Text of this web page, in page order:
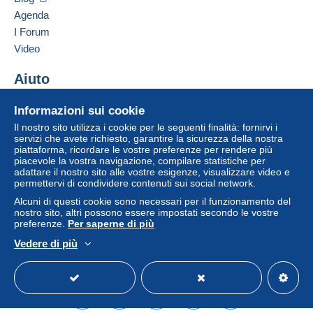
venditore all'acquirente. Un acquisto non pagato
dell'acquirente.
clausole relative al pagamento, queste sono da
considerarsi nulle e non dovute. Le condizioni di
pagamento del sito Delcampe, definite nelle
Gli acquisti devono essere pagati entro14 giorni
dal ricevimento della richiesta di pagamento del
venditore.
A SEGUITO DELLA
SCELLERATA E MALDESTRA
DECISIONE PRESA DA POSTE
ITALIANE , A PARTIRE DAL 1
MAGGIO 2026 NON SARA' PIU
Informazioni sui cookie
Il nostro sito utilizza i cookie per le seguenti finalità: fornirvi i
servizi che avete richiesto, garantire la sicurezza della nostra
piattaforma, ricordare le vostre preferenze per rendere più
piacevole la vostra navigazione, compilare statistiche per
adattare il nostro sito alle vostre esigenze, visualizzare video e
permettervi di condividere contenuti sui social network.
Alcuni di questi cookie sono necessari per il funzionamento del
nostro sito, altri possono essere impostati secondo le vostre
preferenze. Per saperne di più
Vedere di più
Agenda
I Forum
Video
Aiuto
Acquistare su Delcampe
Vendere su Delcampe
Un sito sicuro